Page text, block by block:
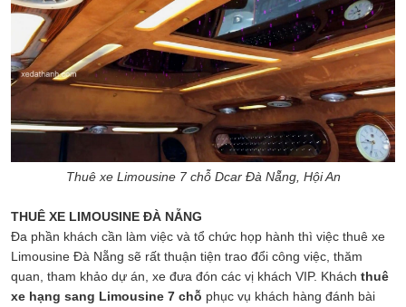
Thuê xe Limousine 7 chỗ Dcar Đà Nẵng, Hội An
THUÊ XE LIMOUSINE ĐÀ NẴNG
Đa phần khách cần làm việc và tổ chức họp hành thì việc thuê xe
Limousine Đà Nẵng sẽ rất thuận tiện trao đổi công việc, thăm
quan, tham khảo dự án, xe đưa đón các vị khách VIP. Khách thuê
xe hạng sang Limousine 7 chỗ phục vụ khách hàng đánh bài